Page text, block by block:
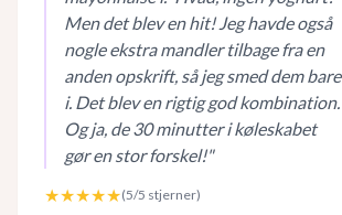
Men det blev en hit! Jeg havde også
nogle ekstra mandler tilbage fra en
anden opskrift, så jeg smed dem bare
i. Det blev en rigtig god kombination.
Og ja, de 30 minutter i køleskabet
gør en stor forskel!"
★★★★★(5/5 stjerner)